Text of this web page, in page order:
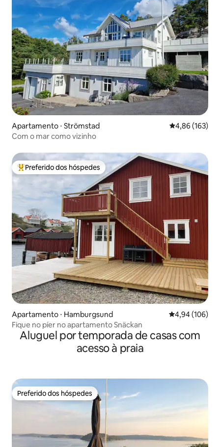
Apartamento ⋅ Strömstad 4,86 de uma
4,86 (163)
Com o mar como vizinho
Entre os melhores preferidos dos hóspedes
Preferido dos hóspedes
Apartamento ⋅ Hamburgsund 4,94 de uma
4,94 (106)
Fique no píer no apartamento Snäckan
Aluguel por temporada de casas com
acesso à praia
Preferido dos hóspedes
Preferido dos hóspedes